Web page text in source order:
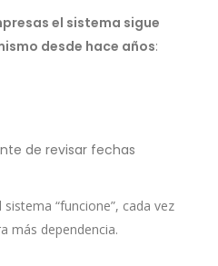
el sistema sigue
desde hace años:
de revisar fechas
“funcione”, cada vez
más dependencia.